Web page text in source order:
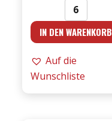
Argiolas
-
Iselis
Bianco
DOC
IN DEN WARENKORB
Auf die
Wunschliste